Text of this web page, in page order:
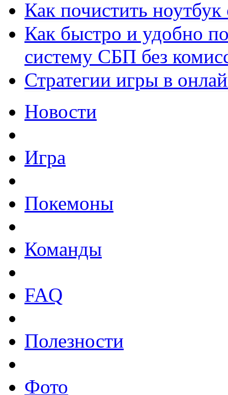
Как почистить
Как быстро и удобно
систему СБП без
Стратегии игры в
Новости
Игра
Покемоны
Команды
FAQ
Полезности
Фото